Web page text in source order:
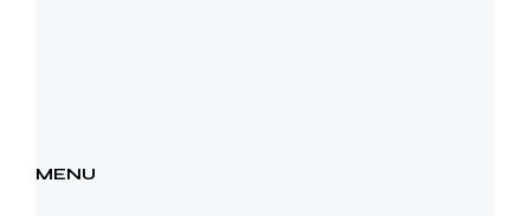
MENU